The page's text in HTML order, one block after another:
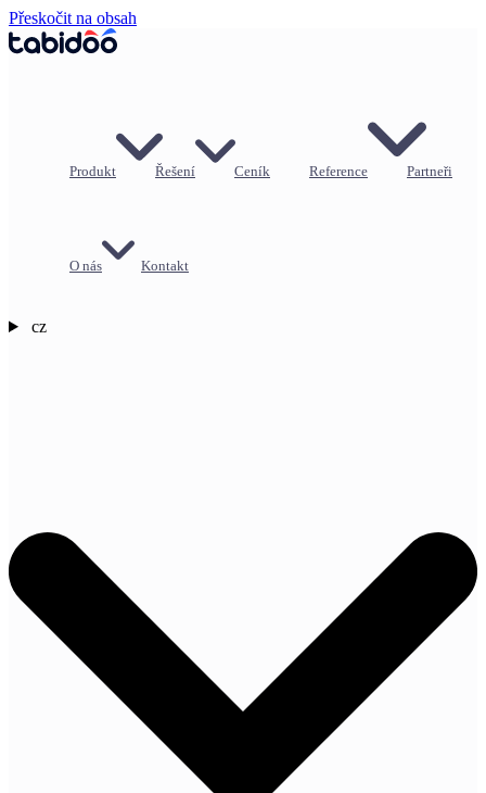
Přeskočit na obsah
Produkt Řešení Ceník Reference Partneři
O nás Kontakt
cz